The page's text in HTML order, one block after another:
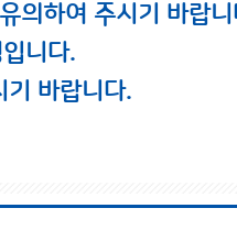
의하여 주시기 바랍니
니다.
기 바랍니다.